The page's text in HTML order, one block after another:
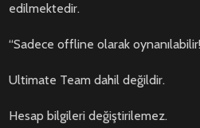
edilmektedir.
“Sadece offline olarak
Ultimate Team dahil değildir.
Hesap bilgileri değiştirilemez.